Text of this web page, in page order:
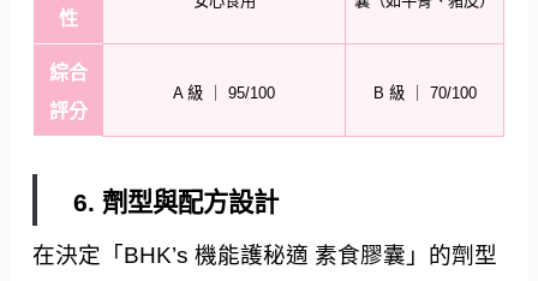
性
綜合
評分
A 級 ｜ 95/100 B 級 ｜ 70/100
6. 劑型與配方設計
在決定「BHK’s 機能護秘適 素食膠囊」的劑型